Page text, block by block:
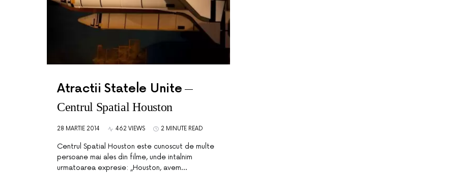
Atractii Statele Unite
Centrul Spatial Houston
28 MARTIE 2014 462 VIEWS 2 MINUTE READ
Centrul Spatial Houston este cunoscut de multe
persoane mai ales din filme, unde intalnim
urmatoarea expresie: „Houston, avem…